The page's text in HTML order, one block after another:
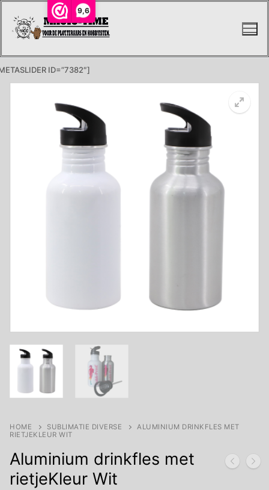
9,6
naar
ID=”7382″]
HOME SUBLIMATIE DIVERSE
ALUMINIUM DRINKFLES MET
RIETJEKLEUR WIT
Aluminium drinkfles met
rietjeKleur Wit